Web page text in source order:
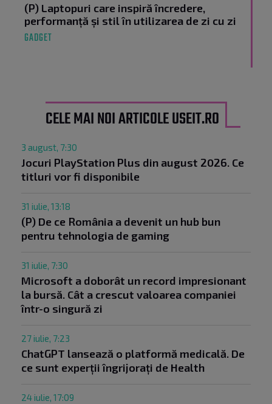
(P) Laptopuri care inspiră încredere,
performanță și stil în utilizarea de zi cu zi
GADGET
CELE MAI NOI ARTICOLE USEIT.RO
3 august, 7:30
Jocuri PlayStation Plus din august 2026. Ce
titluri vor fi disponibile
31 iulie, 13:18
(P) De ce România a devenit un hub bun
pentru tehnologia de gaming
31 iulie, 7:30
Microsoft a doborât un record impresionant
la bursă. Cât a crescut valoarea companiei
într-o singură zi
27 iulie, 7:23
ChatGPT lansează o platformă medicală. De
ce sunt experții îngrijorați de Health
24 iulie, 17:09